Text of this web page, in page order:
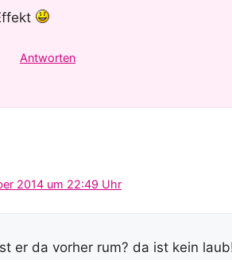
Antworten
2014 um 22:49 Uhr
er da vorher rum? da ist kein